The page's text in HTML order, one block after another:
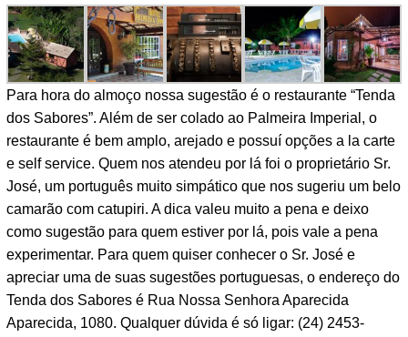
Para hora do almoço nossa sugestão é o restaurante “Tenda
dos Sabores”. Além de ser colado ao Palmeira Imperial, o
restaurante é bem amplo, arejado e possuí opções a la carte
e self service. Quem nos atendeu por lá foi o proprietário Sr.
José, um português muito simpático que nos sugeriu um belo
camarão com catupiri. A dica valeu muito a pena e deixo
como sugestão para quem estiver por lá, pois vale a pena
experimentar. Para quem quiser conhecer o Sr. José e
apreciar uma de suas sugestões portuguesas, o endereço do
Tenda dos Sabores é Rua Nossa Senhora Aparecida
Aparecida, 1080. Qualquer dúvida é só ligar: (24) 2453-